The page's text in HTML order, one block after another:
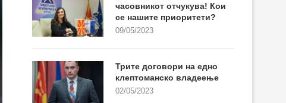
часовникот отчукува! Кои
се нашите приоритети?
09/05/2023
Трите договори на едно
клептоманско владеење
02/05/2023